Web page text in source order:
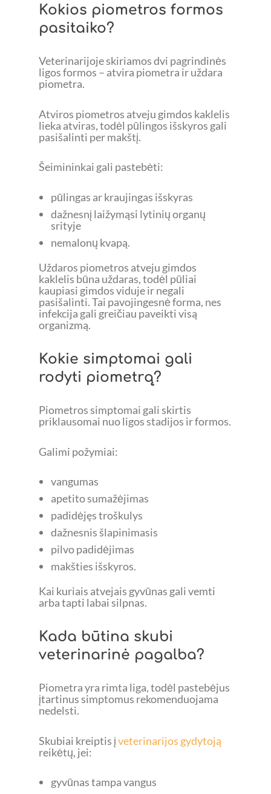
Kokios piometros formos
pasitaiko?
Veterinarijoje skiriamos dvi pagrindinės
ligos formos – atvira piometra ir uždara
piometra.
Atviros piometros atveju gimdos kaklelis
lieka atviras, todėl pūlingos išskyros gali
pasišalinti per makštį.
Šeimininkai gali pastebėti:
pūlingas ar kraujingas išskyras
dažnesnį laižymąsi lytinių organų
srityje
nemalonų kvapą.
Uždaros piometros atveju gimdos
kaklelis būna uždaras, todėl pūliai
kaupiasi gimdos viduje ir negali
pasišalinti. Tai pavojingesnė forma, nes
infekcija gali greičiau paveikti visą
organizmą.
Kokie simptomai gali
rodyti piometrą?
Piometros simptomai gali skirtis
priklausomai nuo ligos stadijos ir formos.
Galimi požymiai:
vangumas
apetito sumažėjimas
padidėjęs troškulys
dažnesnis šlapinimasis
pilvo padidėjimas
makšties išskyros.
Kai kuriais atvejais gyvūnas gali vemti
arba tapti labai silpnas.
Kada būtina skubi
veterinarinė pagalba?
Piometra yra rimta liga, todėl pastebėjus
įtartinus simptomus rekomenduojama
nedelsti.
Skubiai kreiptis įveterinarijos gydytoją
reikėtų, jei:
gyvūnas tampa vangus